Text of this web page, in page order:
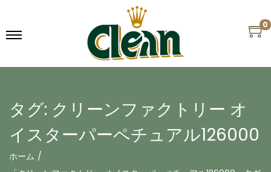
0
タグ: クリーンファクトリー オ
イスターパーペチュアル126000
ホーム /